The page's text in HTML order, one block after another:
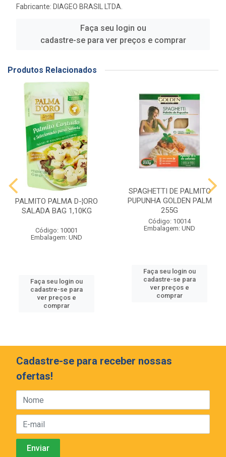
Fabricante: DIAGEO BRASIL LTDA.
Faça seu login ou
cadastre-se para ver preços e comprar
Produtos Relacionados
PALMITO PALMA D-¦ORO
SALADA BAG 1,10KG
Código: 10001
Embalagem: UND
Faça seu login ou
cadastre-se para
ver preços e
comprar
SPAGHETTI DE PALMITO
PUPUNHA GOLDEN PALM
255G
Código: 10014
Embalagem: UND
Faça seu login ou
cadastre-se para
ver preços e
comprar
Cadastre-se para receber nossas
ofertas!